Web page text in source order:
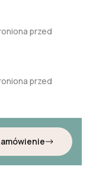
przed
przed